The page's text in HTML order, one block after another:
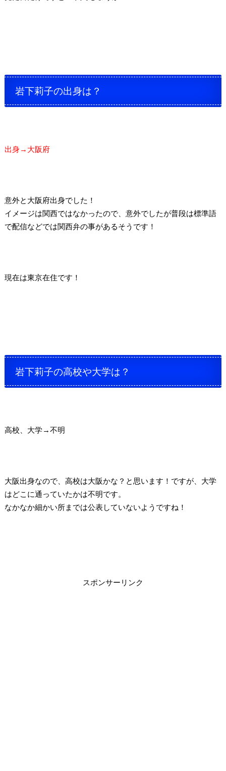
岩下莉子の出身は？
出身→大阪府
意外と大阪府出身でした！
イメージは関西ではなかったので、意外でしたが普段は標準語
で配信などでは関西弁の事があるそうです！
現在は東京在住です！
岩下莉子の高校や大学は？
高校、大学→不明
大阪出身なので、高校は大阪かな？と思います！ ですが、大学
はどこに通っていたかは不明です。
なかなか細かい所までは公表していないようですね！
スポンサーリンク